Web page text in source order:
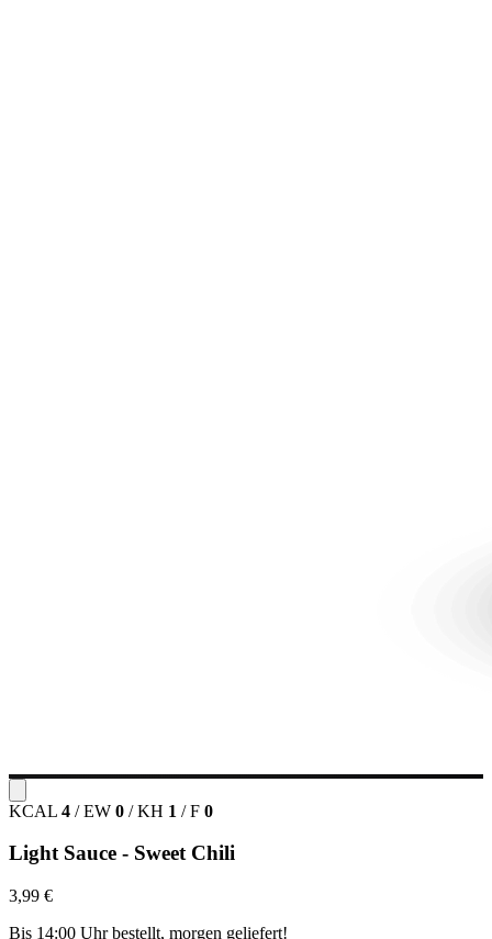
KCAL 4 / EW 0 / KH 1 / F 0
Light Sauce - Sweet Chili
3,99 €
Bis 14:00 Uhr bestellt, morgen geliefert!